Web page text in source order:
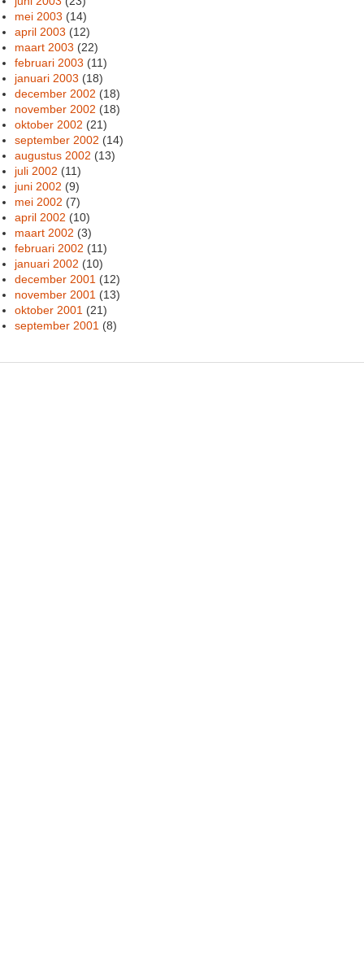
mei 2003 (14)
april 2003 (12)
maart 2003 (22)
februari 2003 (11)
januari 2003 (18)
december 2002 (18)
november 2002 (18)
oktober 2002 (21)
september 2002 (14)
augustus 2002 (13)
juli 2002 (11)
juni 2002 (9)
mei 2002 (7)
april 2002 (10)
maart 2002 (3)
februari 2002 (11)
januari 2002 (10)
december 2001 (12)
november 2001 (13)
oktober 2001 (21)
september 2001 (8)